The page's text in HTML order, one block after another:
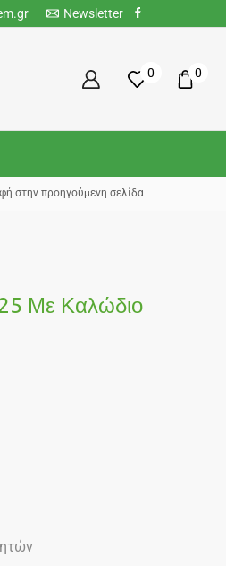
Newsletter
0 0
στην προηγούμενη σελίδα
Με Καλώδιο